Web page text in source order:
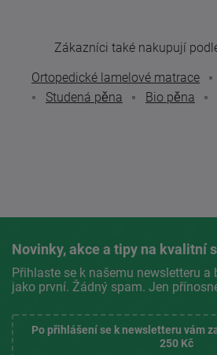
Zákazníci také nakupují
Ortopedické lamelové matrace
Studená pěna
Bio pěna
Novinky, akce a tipy na kvalitní
Přihlaste se k našemu newsletteru a
jako první. Žádný spam. Jen
Po přihlášení se k newsletteru vám
250 Kč